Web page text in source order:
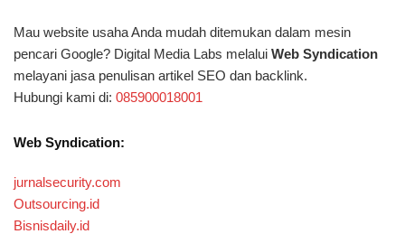
Mau website usaha Anda mudah ditemukan dalam mesin
pencari Google? Digital Media Labs melalui Web Syndication
melayani jasa penulisan artikel SEO dan backlink.
Hubungi kami di: 085900018001
Web Syndication:
jurnalsecurity.com
Outsourcing.id
Bisnisdaily.id